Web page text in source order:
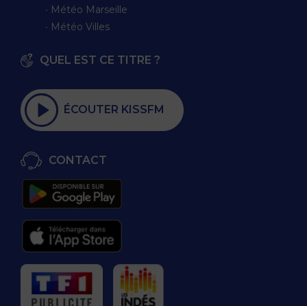
∙ Météo Marseille
∙ Météo Villes
QUEL EST CE TITRE ?
ÉCOUTER KISSFM
CONTACT